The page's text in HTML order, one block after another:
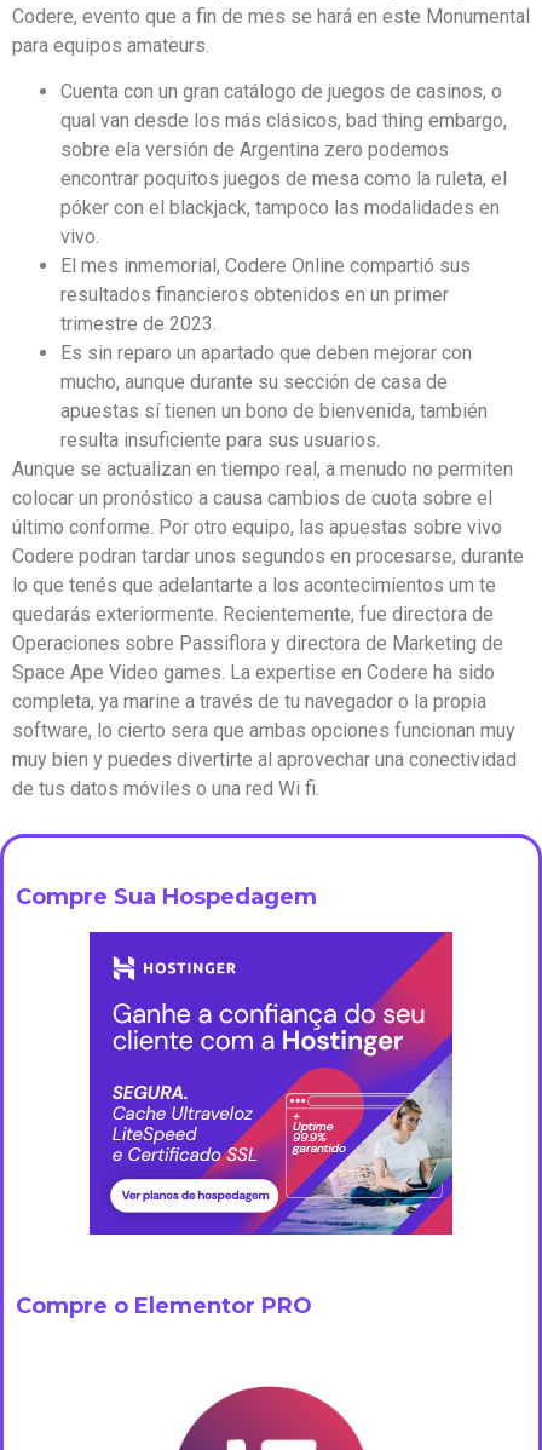
Compre Sua Hospedagem
Compre o Elementor PRO
Codere, evento que a fin de mes se hará en este Monumental
para equipos amateurs.
Cuenta con un gran catálogo de juegos de casinos, o
qual van desde los más clásicos, bad thing embargo,
sobre ela versión de Argentina zero podemos
encontrar poquitos juegos de mesa como la ruleta, el
póker con el blackjack, tampoco las modalidades en
vivo.
El mes inmemorial, Codere Online compartió sus
resultados financieros obtenidos en un primer
trimestre de 2023.
Es sin reparo un apartado que deben mejorar con
mucho, aunque durante su sección de casa de
apuestas sí tienen un bono de bienvenida, también
resulta insuficiente para sus usuarios.
Aunque se actualizan en tiempo real, a menudo no permiten
colocar un pronóstico a causa cambios de cuota sobre el
último conforme. Por otro equipo, las apuestas sobre vivo
Codere podran tardar unos segundos en procesarse, durante
lo que tenés que adelantarte a los acontecimientos um te
quedarás exteriormente. Recientemente, fue directora de
Operaciones sobre Passiflora y directora de Marketing de
Space Ape Video games. La expertise en Codere ha sido
completa, ya marine a través de tu navegador o la propia
software, lo cierto sera que ambas opciones funcionan muy
muy bien y puedes divertirte al aprovechar una conectividad
de tus datos móviles o una red Wi fi.